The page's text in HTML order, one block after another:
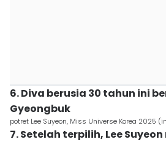
6. Diva berusia 30 tahun ini
Gyeongbuk
potret Lee Suyeon, Miss Universe Korea 2025
7. Setelah terpilih, Lee